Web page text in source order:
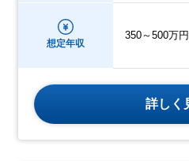
想定年収
350～500万円
詳しく